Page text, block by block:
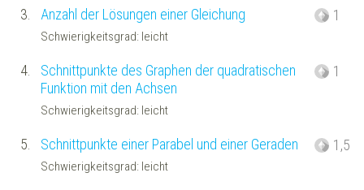
3. Anzahl der Lösungen einer Gleichung
Schwierigkeitsgrad: leicht
1
4.
Schnittpunkte des Graphen der quadratischen
Funktion mit den Achsen
Schwierigkeitsgrad: leicht
1
5. Schnittpunkte einer Parabel und einer Geraden
Schwierigkeitsgrad: leicht
1,5